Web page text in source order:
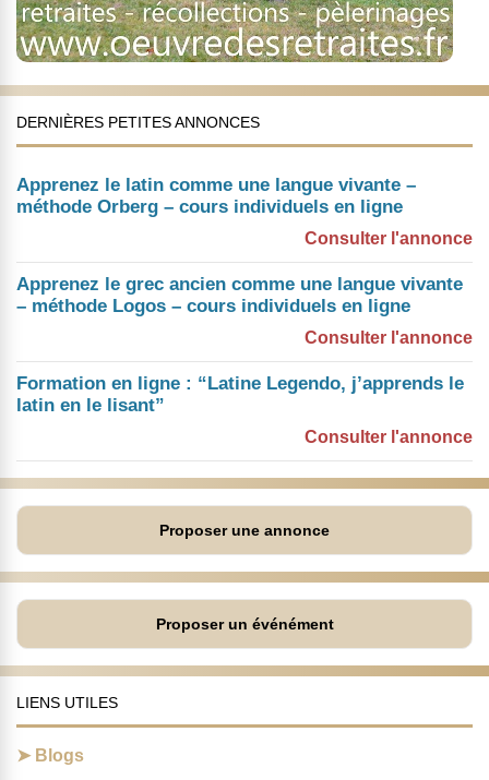
DERNIÈRES PETITES ANNONCES
Apprenez le latin comme une langue vivante –
méthode Orberg – cours individuels en ligne
Consulter l'annonce
Apprenez le grec ancien comme une langue vivante
– méthode Logos – cours individuels en ligne
Consulter l'annonce
Formation en ligne : “Latine Legendo, j’apprends le
latin en le lisant”
Consulter l'annonce
Proposer une annonce
Proposer un événément
LIENS UTILES
Blogs